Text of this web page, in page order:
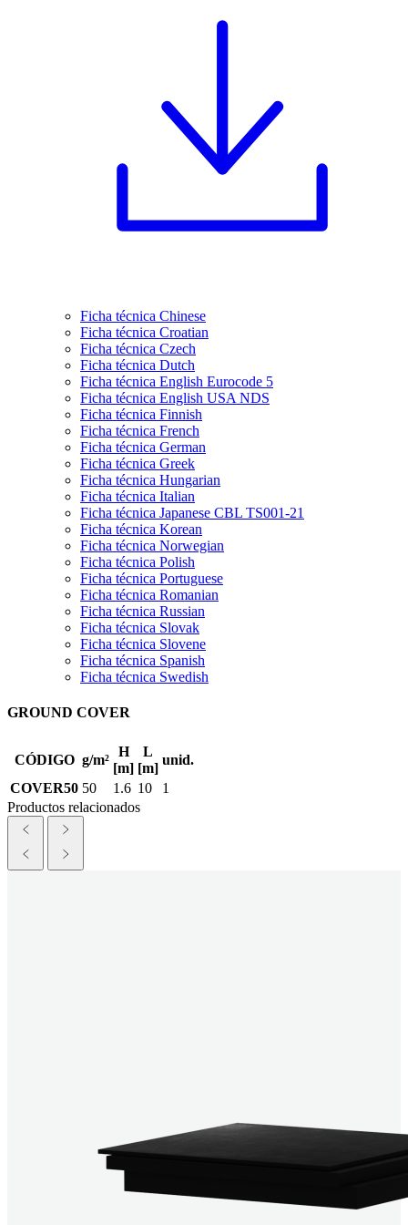
Ficha técnica Chinese
Ficha técnica Croatian
Ficha técnica Czech
Ficha técnica Dutch
Ficha técnica English Eurocode 5
Ficha técnica English USA NDS
Ficha técnica Finnish
Ficha técnica French
Ficha técnica German
Ficha técnica Greek
Ficha técnica Hungarian
Ficha técnica Italian
Ficha técnica Japanese CBL TS001-21
Ficha técnica Korean
Ficha técnica Norwegian
Ficha técnica Polish
Ficha técnica Portuguese
Ficha técnica Romanian
Ficha técnica Russian
Ficha técnica Slovak
Ficha técnica Slovene
Ficha técnica Spanish
Ficha técnica Swedish
GROUND COVER
CÓDIGO g/m²
H
[m]
L
[m]
unid.
COVER50 50 1.6 10
1
Productos relacionados